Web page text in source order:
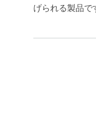
げられる製品で